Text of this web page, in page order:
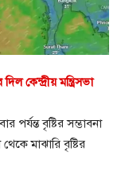
কেন্দ্রীয় মন্ত্রিসভা
পর্যন্ত বৃষ্টির সম্ভাবনা
মাঝারি বৃষ্টির